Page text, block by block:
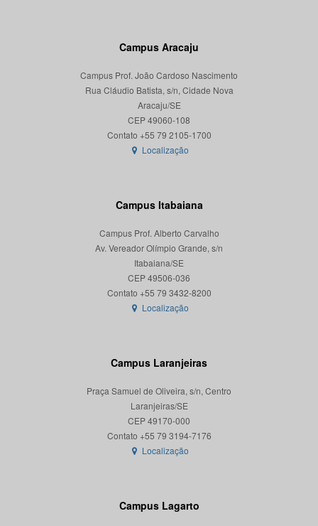
Campus Aracaju
Campus Prof. João Cardoso Nascimento
Rua Cláudio Batista, s/n, Cidade Nova
Aracaju/SE
CEP 49060-108
Localização
Campus Itabaiana
Campus Prof. Alberto Carvalho
Av. Vereador Olímpio Grande, s/n
Itabaiana/SE
CEP 49506-036
Localização
Campus Laranjeiras
Praça Samuel de Oliveira, s/n, Centro
Laranjeiras/SE
CEP 49170-000
Localização
Campus Lagarto